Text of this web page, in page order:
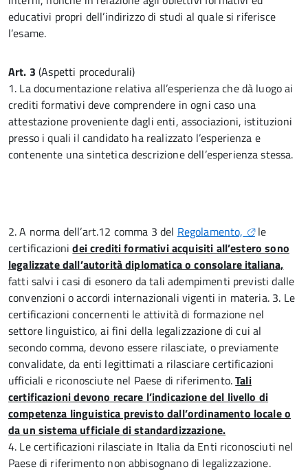
educativi propri dell’indirizzo di studi al quale si riferisce
l’esame.
Art. 3(Aspetti procedurali)
1. La documentazione relativa all’esperienza che dà luogo ai
crediti formativi deve comprendere in ogni caso una
attestazione proveniente dagli enti, associazioni, istituzioni
presso i quali il candidato ha realizzato l’esperienza e
contenente una sintetica descrizione dell’esperienza stessa.
2. A norma dell’art.12 comma 3 del Regolamento,
le
certificazionidei crediti formativi acquisiti all’estero sono
legalizzate dall’autorità diplomatica o consolare italiana,
fatti salvi i casi di esonero da tali adempimenti previsti dalle
convenzioni o accordi internazionali vigenti in materia. 3. Le
certificazioni concernenti le attività di formazione nel
settore linguistico, ai fini della legalizzazione di cui al
secondo comma, devono essere rilasciate, o previamente
convalidate, da enti legittimati a rilasciare certificazioni
ufficiali e riconosciute nel Paese di riferimento.Tali
certificazioni devono recare l’indicazione del livello di
competenza linguistica previsto dall’ordinamento locale o
da un sistema ufficiale di standardizzazione.
4. Le certificazioni rilasciate in Italia da Enti riconosciuti nel
Paese di riferimento non abbisognano di legalizzazione.